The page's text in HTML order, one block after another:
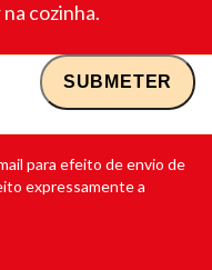
cozinha.
para efeito de envio de
expressamente a